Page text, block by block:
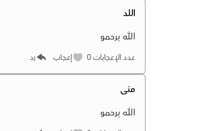
اللد
الله يرحمو
عدد الإعجابات إعجاب رد
منى
الله يرحمو